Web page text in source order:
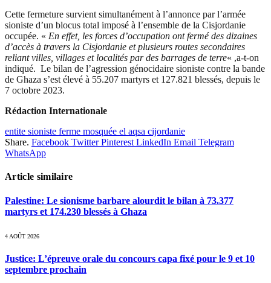
Cette fermeture survient simultanément à l’annonce par l’armée
sioniste d’un blocus total imposé à l’ensemble de la Cisjordanie
occupée. « En effet, les forces d’occupation ont fermé des dizaines
d’accès à travers la Cisjordanie et plusieurs routes secondaires
reliant villes, villages et localités par des barrages de terre« ,a-t-on
indiqué. Le bilan de l’agression génocidaire sioniste contre la bande
de Ghaza s’est élevé à 55.207 martyrs et 127.821 blessés, depuis le
7 octobre 2023.
Rédaction Internationale
entite sioniste ferme mosquée el aqsa cijordanie
Share. Facebook Twitter Pinterest LinkedIn Email Telegram
WhatsApp
Article similaire
Palestine: Le sionisme barbare alourdit le bilan à 73.377
martyrs et 174.230 blessés à Ghaza
4 AOÛT 2026
Justice: L’épreuve orale du concours capa fixé pour le 9 et 10
septembre prochain